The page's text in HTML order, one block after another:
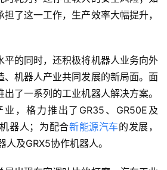
了这一工作，生产效率大幅提升，
平的同时，还积极将机器人业务向外
、机器人产业共同发展的新局面。面
了一系列的工业机器人解决方案。
，格力推出了GR35、GR50E及
器人；为配合新能源汽车的发展，
及GRX5协作机器人。